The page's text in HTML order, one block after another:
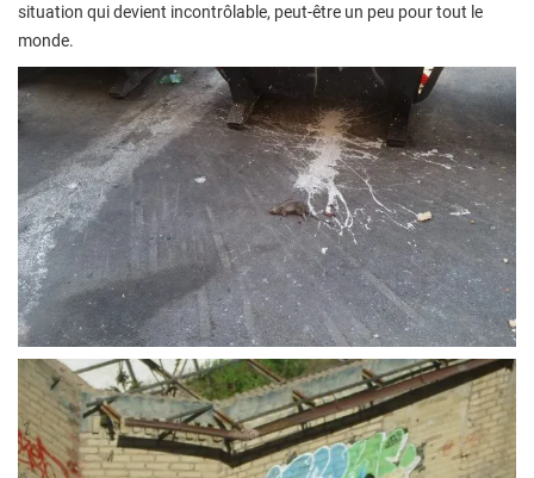
situation qui devient incontrôlable, peut-être un peu pour tout le
monde.